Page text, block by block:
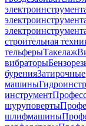
строительная
тельферыТакелаж
вибраторы
буренияЗатирочные
машины
инструмент
шуруповерты
шлифмашины